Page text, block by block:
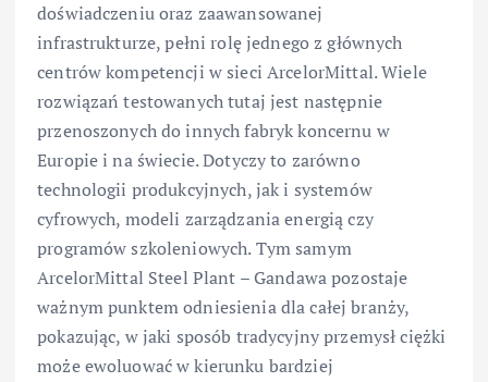
doświadczeniu oraz zaawansowanej
infrastrukturze, pełni rolę jednego z głównych
centrów kompetencji w sieci ArcelorMittal. Wiele
rozwiązań testowanych tutaj jest następnie
przenoszonych do innych fabryk koncernu w
Europie i na świecie. Dotyczy to zarówno
technologii produkcyjnych, jak i systemów
cyfrowych, modeli zarządzania energią czy
programów szkoleniowych. Tym samym
ArcelorMittal Steel Plant – Gandawa pozostaje
ważnym punktem odniesienia dla całej branży,
pokazując, w jaki sposób tradycyjny przemysł ciężki
może ewoluować w kierunku bardziej